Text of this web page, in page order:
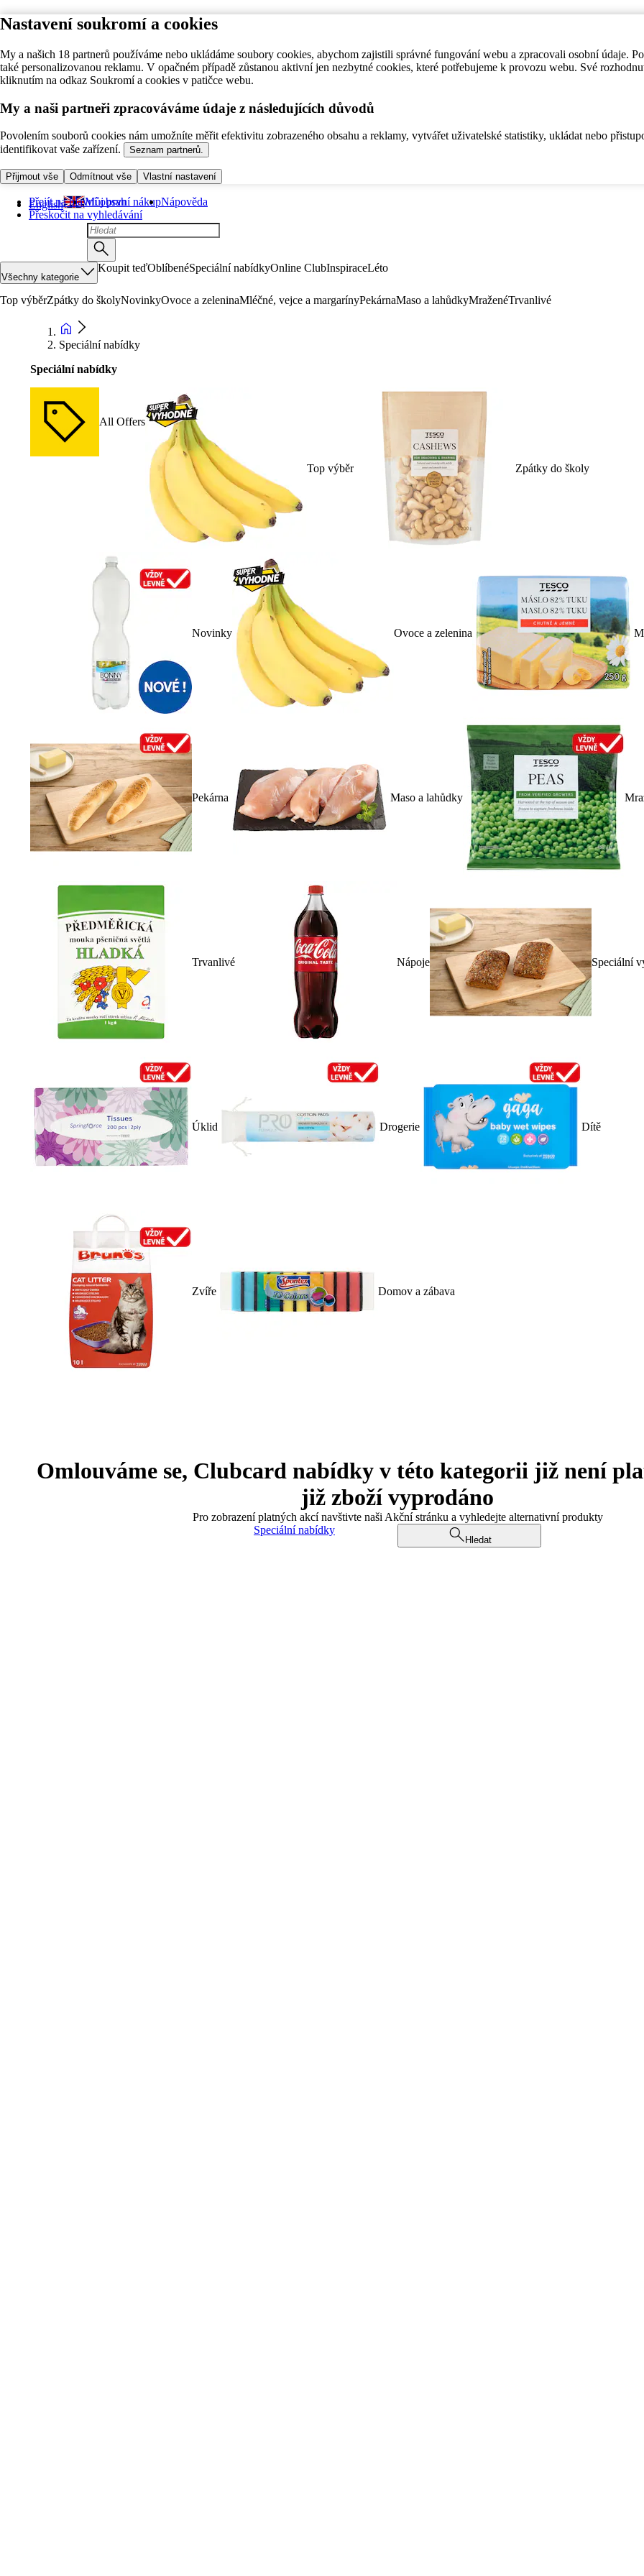
Nastavení soukromí a cookies
My a našich 18 partnerů používáme nebo ukládáme soubory cookies, abychom zajistili správné fungování webu a zpracovali osobní údaje.
také personalizovanou reklamu. V opačném případě zůstanou aktivní jen nezbytné cookies, které potřebujeme k provozu webu. Své
kliknutím na odkaz Soukromí a cookies v patičce webu.
My a naši partneři zpracováváme údaje z následujících důvodů
Povolením souborů cookies nám umožníte měřit efektivitu zobrazeného obsahu a reklamy, vytvářet uživatelské statistiky, ukládat nebo
identifikovat vaše zařízení.
Seznam partnerů.
Přijmout vše Odmítnout vše Vlastní nastavení
Přejít na hlavní obsah
Přeskočit na vyhledávání
English Můj první nákupNápověda
Všechny kategorie
Koupit teďOblíbenéSpeciální nabídkyOnline ClubInspiraceLéto
Top výběrZpátky do školyNovinkyOvoce a zeleninaMléčné, vejce a margarínyPekárnaMaso a lahůdkyMraženéTrvanlivé
Speciální nabídky
Speciální nabídky
All Offers
Top výběr Zpátky do školy
Novinky Ovoce a zelenina
Pekárna Maso a lahůdky
Trvanlivé Nápoje Speciální
Úklid Drogerie Dítě
Zvíře Domov a zábava
Omlouváme se, Clubcard nabídky v této kategorii již není
již zboží vyprodáno
Pro zobrazení platných akcí navštivte naši Akční stránku a vyhledejte alternativní produkty
Speciální nabídky
Hledat